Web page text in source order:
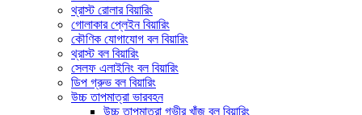
থ্রাস্ট রোলার বিয়ারিং
গোলাকার প্লেইন বিয়ারিং
কৌণিক যোগাযোগ বল বিয়ারিং
থ্রাস্ট বল বিয়ারিং
সেলফ এলাইনিং বল বিয়ারিং
ডিপ গ্রুভ বল বিয়ারিং
উচ্চ তাপমাত্রা ভারবহন
উচ্চ তাপমাত্রা গভীর খাঁজ বল বিয়ারিং